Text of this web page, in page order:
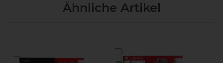
Ähnliche Artikel